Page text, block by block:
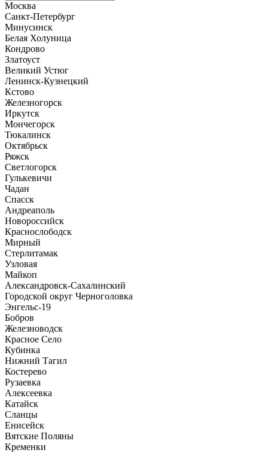
Москва
Санкт-Петербург
Минусинск
Белая Холуница
Кондрово
Златоуст
Великий Устюг
Ленинск-Кузнецкий
Кстово
Железногорск
Иркутск
Мончегорск
Тюкалинск
Октябрьск
Ряжск
Светлогорск
Гулькевичи
Чадан
Спасск
Андреаполь
Новороссийск
Краснослободск
Мирный
Стерлитамак
Узловая
Майкоп
Александровск-Сахалинский
Городской округ Черноголовка
Энгельс-19
Бобров
Железноводск
Красное Село
Кубинка
Нижний Тагил
Костерево
Рузаевка
Алексеевка
Катайск
Сланцы
Енисейск
Вятские Поляны
Кременки